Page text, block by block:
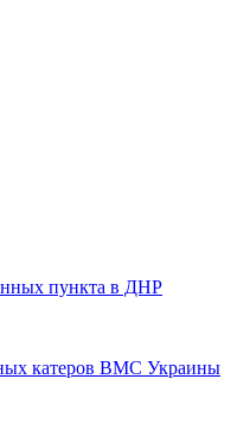
пункта в ДНР
катеров ВМС Украины